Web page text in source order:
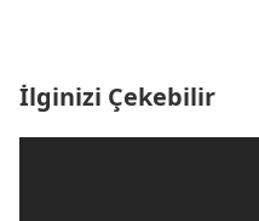
İlginizi Çekebilir